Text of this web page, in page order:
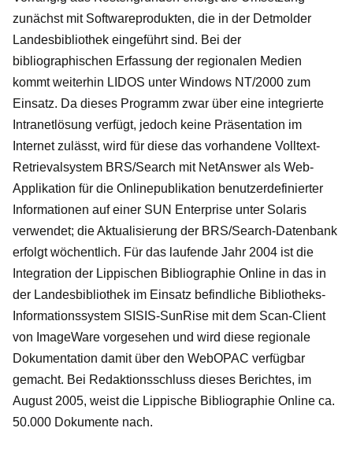
zunächst mit Softwareprodukten, die in der Detmolder
Landesbibliothek eingeführt sind. Bei der
bibliographischen Erfassung der regionalen Medien
kommt weiterhin LIDOS unter Windows NT/2000 zum
Einsatz. Da dieses Programm zwar über eine integrierte
Intranetlösung verfügt, jedoch keine Präsentation im
Internet zulässt, wird für diese das vorhandene Volltext-
Retrievalsystem BRS/Search mit NetAnswer als Web-
Applikation für die Onlinepublikation benutzerdefinierter
Informationen auf einer SUN Enterprise unter Solaris
verwendet; die Aktualisierung der BRS/Search-Datenbank
erfolgt wöchentlich. Für das laufende Jahr 2004 ist die
Integration der Lippischen Bibliographie Online in das in
der Landesbibliothek im Einsatz befindliche Bibliotheks-
Informationssystem SISIS-SunRise mit dem Scan-Client
von ImageWare vorgesehen und wird diese regionale
Dokumentation damit über den WebOPAC verfügbar
gemacht. Bei Redaktionsschluss dieses Berichtes, im
August 2005, weist die Lippische Bibliographie Online ca.
50.000 Dokumente nach.